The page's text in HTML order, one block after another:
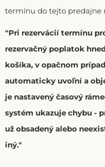
termínu do tejto predajne
"Pri rezervácií termínu
rezervačný poplatok
košíka, v opačnom
automaticky uvoľní a
je nastavený časový
systém ukazuje chybu -
už obsadený alebo
iný."